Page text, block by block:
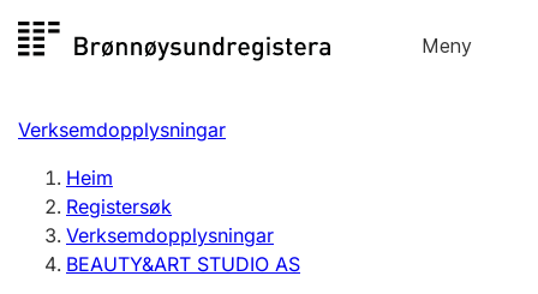
til
Meny
Registersøk
Aksjeselskap
Enkeltpersonføretak
Registrere, endre, slette
Verksemdopplysningar
Heim
Registersøk
Verksemdopplysningar
BEAUTY&ART STUDIO AS